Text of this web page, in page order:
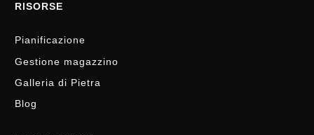
RISORSE
Pianificazione
Gestione magazzino
Galleria di Pietra
Blog